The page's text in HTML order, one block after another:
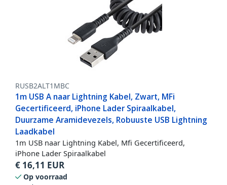
RUSB2ALT1MBC
1m USB A naar Lightning Kabel, Zwart, MFi
Gecertificeerd, iPhone Lader Spiraalkabel,
Duurzame Aramidevezels, Robuuste USB Lightning
Laadkabel
1m USB naar Lightning Kabel, Mfi Gecertificeerd,
iPhone Lader Spiraalkabel
€ 16,11 EUR
Op voorraad